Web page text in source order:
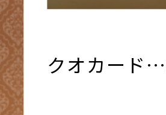
クオカード…